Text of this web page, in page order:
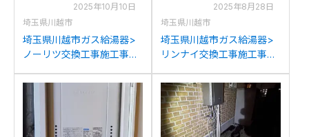
2025年10月10日
埼玉県川越市
埼玉県川越市ガス給湯器>
ノーリツ交換工事施工事
2050SAWXからノーリツ
GT-C2072SAW BLへの交
換
2025年8月28日
埼玉県川越市
埼玉県川越市ガス給湯器>
リンナイ交換工事施工事
1653SAWXからリンナイ
RUF-SA1615SAW(A)への交
換